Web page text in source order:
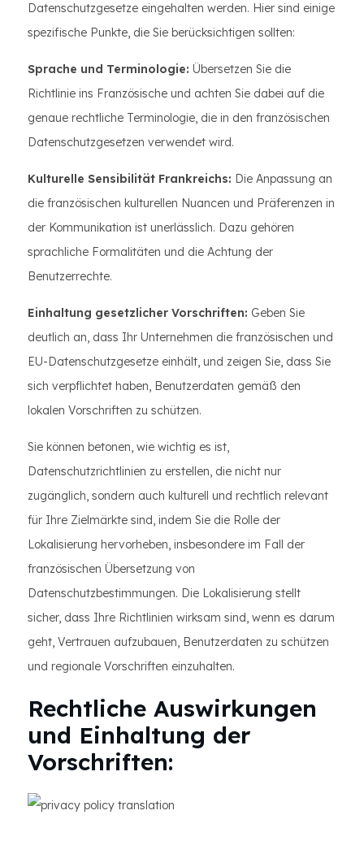
Datenschutzgesetze eingehalten werden. Hier sind einige
spezifische Punkte, die Sie berücksichtigen sollten:
Sprache und Terminologie: Übersetzen Sie die
Richtlinie ins Französische und achten Sie dabei auf die
genaue rechtliche Terminologie, die in den französischen
Datenschutzgesetzen verwendet wird.
Kulturelle Sensibilität Frankreichs: Die Anpassung an
die französischen kulturellen Nuancen und Präferenzen in
der Kommunikation ist unerlässlich. Dazu gehören
sprachliche Formalitäten und die Achtung der
Benutzerrechte.
Einhaltung gesetzlicher Vorschriften: Geben Sie
deutlich an, dass Ihr Unternehmen die französischen und
EU-Datenschutzgesetze einhält, und zeigen Sie, dass Sie
sich verpflichtet haben, Benutzerdaten gemäß den
lokalen Vorschriften zu schützen.
Sie können betonen, wie wichtig es ist,
Datenschutzrichtlinien zu erstellen, die nicht nur
zugänglich, sondern auch kulturell und rechtlich relevant
für Ihre Zielmärkte sind, indem Sie die Rolle der
Lokalisierung hervorheben, insbesondere im Fall der
französischen Übersetzung von
Datenschutzbestimmungen. Die Lokalisierung stellt
sicher, dass Ihre Richtlinien wirksam sind, wenn es darum
geht, Vertrauen aufzubauen, Benutzerdaten zu schützen
und regionale Vorschriften einzuhalten.
Rechtliche Auswirkungen
und Einhaltung der
Vorschriften: